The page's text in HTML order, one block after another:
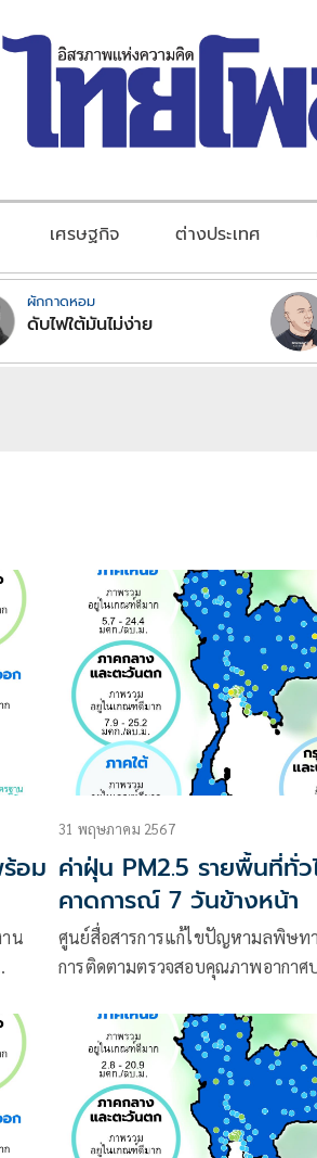
เศรษฐกิจ ต่างประเทศ
ผักกาดหอม
ดับไฟใต้มันไม่ง่าย
อม
น
31 พฤษภาคม 2567
ค่าฝุ่น PM2.5 รายพื้นที่ทั่
คาดการณ์ 7 วันข้างหน้า
ศูนย์สื่อสารการแก้ไขปัญหามลพิษทา
การติดตามตรวจสอบคุณภาพอากาศ